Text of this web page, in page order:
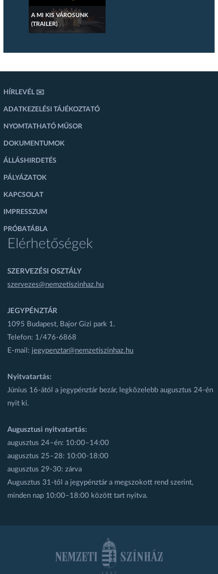
A MI KIS VÁROSUNK
(TRAILER)
HÍRLEVÉL ✉️
ADATKEZELÉSI TÁJÉKOZTATÓ
NYOMTATHATÓ MŰSOR
DOKUMENTUMOK
ÁLLÁSHIRDETÉS
PÁLYÁZATOK
KAPCSOLAT
IMPRESSZUM
PRÓBATÁBLA
Elérhetőségek
SZERVEZÉSI OSZTÁLY
szervezes@nemzetiszinhaz.hu
JEGYPÉNZTÁR
1095 Budapest, Bajor Gizi park 1.
Telefon: 1/476-6868
E-mail: jegypenztar@nemzetiszinhaz.hu
Nyitvatartás:
Június 16-ától a jegypénztár bezár, legközelebb augusztus 24-én
nyit ki.
Augusztusi nyitvatartás:
augusztus 24–én: 10:00–14:00
augusztus 25–28: 10:00-18:00
augusztus 29-30: zárva
Augusztus 31-től a jegypénztár a megszokott rend szerint,
minden nap 10:00–18:00 között tart nyitva.